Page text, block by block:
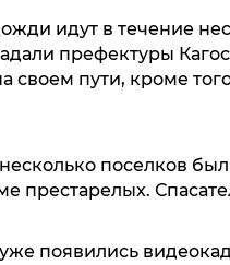
идут в течение
префектуры
своем пути, кроме
поселков
престарелых.
появились